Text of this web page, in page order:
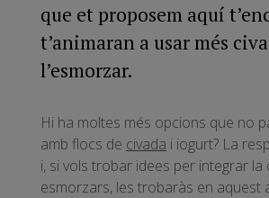
que et proposem aquí
t’animaran a usar més
l’esmorzar.
Hi ha moltes més opcions que no
amb flocs de civada i iogurt? La
i, si vols trobar idees per integrar la
esmorzars, les trobaràs en aquest